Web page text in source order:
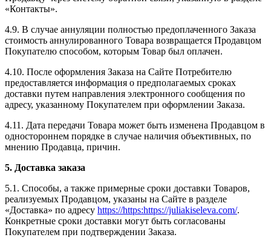
«Контакты».
4.9. В случае аннуляции полностью предоплаченного Заказа
стоимость аннулированного Товара возвращается Продавцом
Покупателю способом, которым Товар был оплачен.
4.10. После оформления Заказа на Сайте Потребителю
предоставляется информация о предполагаемых сроках
доставки путем направления электронного сообщения по
адресу, указанному Покупателем при оформлении Заказа.
4.11. Дата передачи Товара может быть изменена Продавцом в
одностороннем порядке в случае наличия объективных, по
мнению Продавца, причин.
5. Доставка заказа
5.1. Способы, а также примерные сроки доставки Товаров,
реализуемых Продавцом, указаны на Сайте в разделе
«Доставка» по адресу https://https:https://juliakiseleva.com/.
Конкретные сроки доставки могут быть согласованы
Покупателем при подтверждении Заказа.